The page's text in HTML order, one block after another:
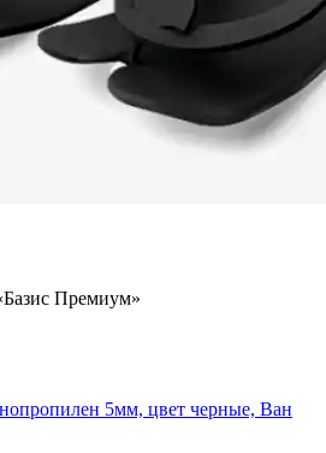
Премиум»
5мм, цвет черные, Ван